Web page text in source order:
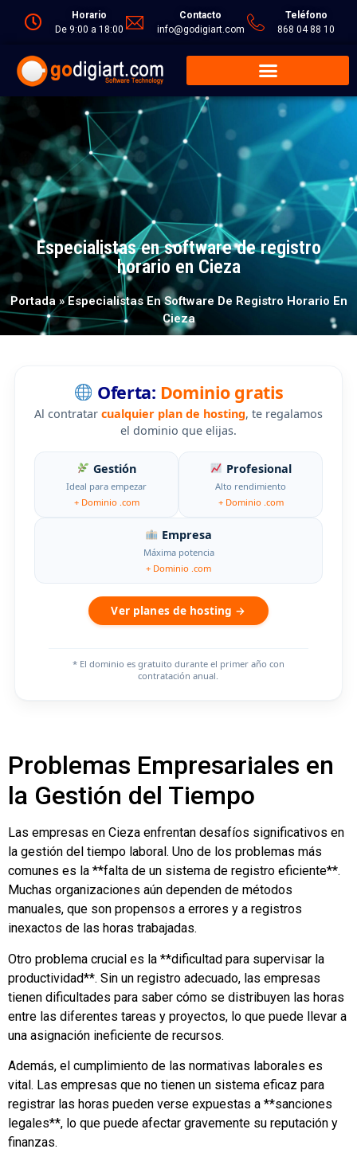
Horario
De 9:00 a 18:00
Contacto
info@godigiart.com
Teléfono
868 04 88 10
Especialistas en software de registro
horario en Cieza
Portada»Especialistas En Software De Registro Horario En
Cieza
Oferta: Dominio gratis
Al contratar cualquier plan de hosting, te regalamos
el dominio que elijas.
Gestión
Ideal para empezar
+ Dominio .com
Profesional
Alto rendimiento
+ Dominio .com
Empresa
Máxima potencia
+ Dominio .com
Ver planes de hosting →
* El dominio es gratuito durante el primer año con
contratación anual.
Problemas Empresariales en
la Gestión del Tiempo
Las empresas en Cieza enfrentan desafíos significativos en
la gestión del tiempo laboral. Uno de los problemas más
comunes es la **falta de un sistema de registro eficiente**.
Muchas organizaciones aún dependen de métodos
manuales, que son propensos a errores y a registros
inexactos de las horas trabajadas.
Otro problema crucial es la **dificultad para supervisar la
productividad**. Sin un registro adecuado, las empresas
tienen dificultades para saber cómo se distribuyen las horas
entre las diferentes tareas y proyectos, lo que puede llevar a
una asignación ineficiente de recursos.
Además, el cumplimiento de las normativas laborales es
vital. Las empresas que no tienen un sistema eficaz para
registrar las horas pueden verse expuestas a **sanciones
legales**, lo que puede afectar gravemente su reputación y
finanzas.